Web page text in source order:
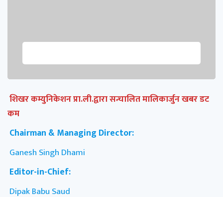
शिखर कम्युनिकेशन प्रा.ली.द्वारा सन्चालित मालिकार्जुन खबर डट
कम
Chairman & Managing Director:
Ganesh Singh Dhami
Editor-in-Chief:
Dipak Babu Saud